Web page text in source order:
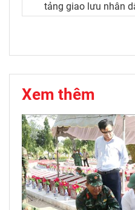
tảng giao lưu nhân
Xem thêm